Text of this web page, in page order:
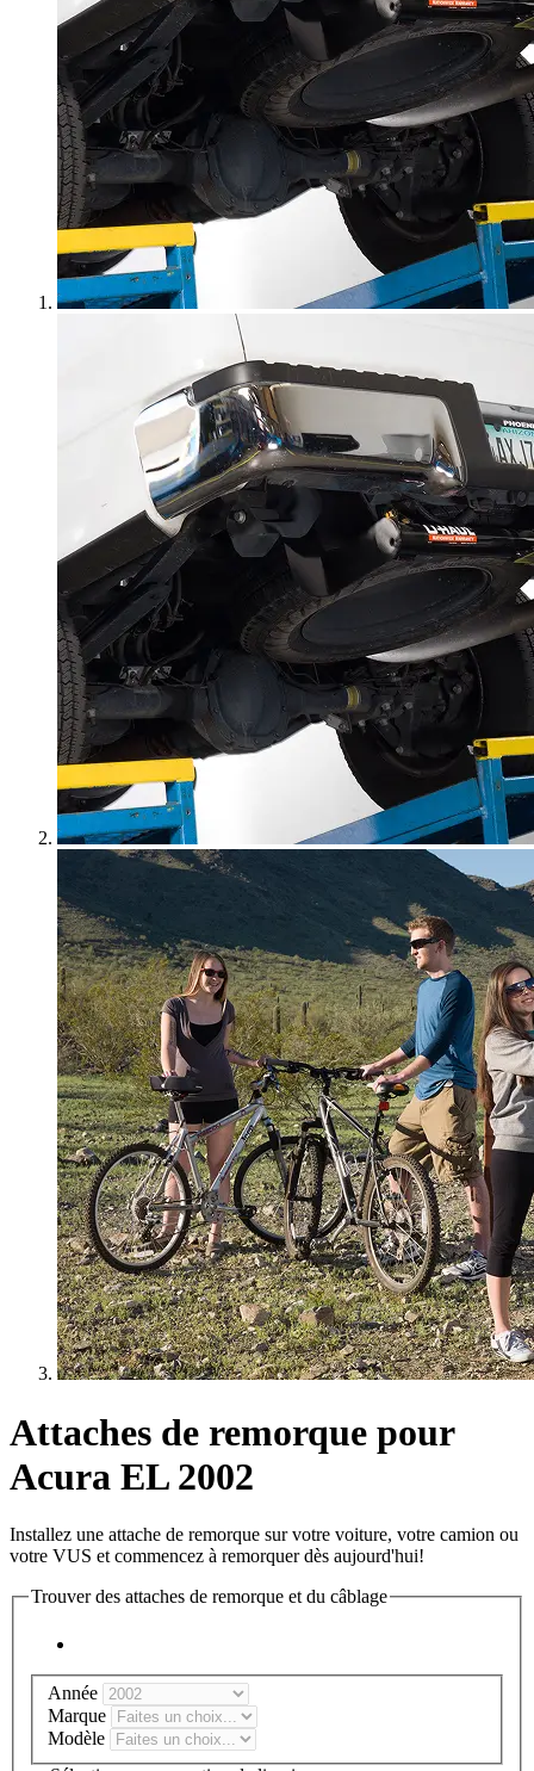
Attaches de remorque pour
Acura EL 2002
Installez une attache de remorque sur votre voiture, votre camion ou
votre VUS et commencez à remorquer dès aujourd'hui!
Trouver des attaches de remorque et du câblage
Année
Marque
Modèle